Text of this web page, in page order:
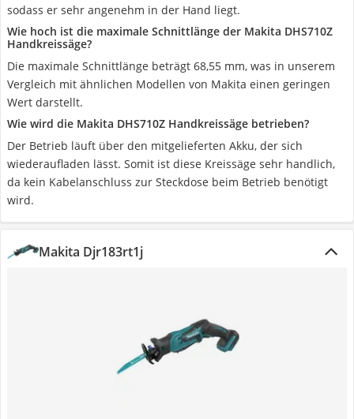
sodass er sehr angenehm in der Hand liegt.
Wie hoch ist die maximale Schnittlänge der Makita DHS710Z
Handkreissäge?
Die maximale Schnittlänge beträgt 68,55 mm, was in unserem
Vergleich mit ähnlichen Modellen von Makita einen geringen
Wert darstellt.
Wie wird die Makita DHS710Z Handkreissäge betrieben?
Der Betrieb läuft über den mitgelieferten Akku, der sich
wiederaufladen lässt. Somit ist diese Kreissäge sehr handlich,
da kein Kabelanschluss zur Steckdose beim Betrieb benötigt
wird.
Makita Djr183rt1j